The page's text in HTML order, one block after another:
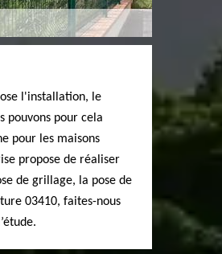
l'installation, le
pouvons pour cela
pour les maisons
propose de réaliser
de grillage, la pose de
03410, faites-nous